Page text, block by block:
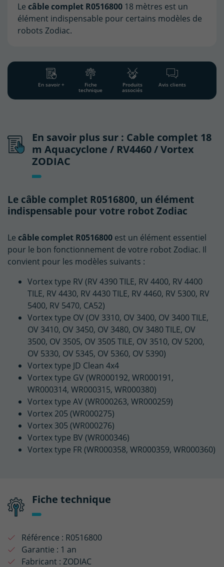
Le câble complet R0516800 18 mètres est un
élément indispensable pour certains modèles de
robots Zodiac.
En savoir + Fiche
technique
Produits
associés
Avis clients
En savoir plus sur : Cable complet 18
m Aquacyclone / RV4460 / Vortex
ZODIAC
Le câble complet R0516800, un élément
indispensable pour votre robot Zodiac
Le câble complet R0516800 est un élément essentiel
pour le bon fonctionnement de votre robot Zodiac. Il
convient pour les modèles suivants :
Vortex type RV (RV 4390 TILE, RV 4400, RV 4400
TILE, RV 4430, RV 4430 TILE, RV 4460, RV 5300, RV
5400, RV 5470, CA52)
Vortex type OV (OV 3310, OV 3400, OV 3400 TILE,
OV 3410, OV 3450, OV 3480, OV 3480 TILE, OV
3500, OV 3505, OV 3505 TILE, OV 3510, OV 5200,
OV 5330, OV 5345, OV 5360, OV 5390)
Vortex type JD Clean 4x4
Vortex type GV (WR000192, WR000191,
WR000314, WR000315, WR000380)
Vortex type AV (WR000263, WR000259)
Vortex 205 (WR000275)
Vortex 305 (WR000276)
Vortex type BV (WR000346)
Vortex type FR (WR000358, WR000359, WR000360)
Fiche technique
Référence : R0516800
Garantie : 1 an
Fabricant : ZODIAC